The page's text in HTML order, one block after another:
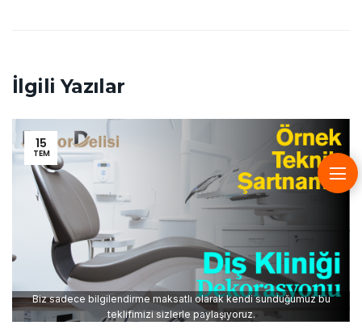
İlgili Yazılar
15
TEM
Biz sadece bilgilendirme maksatlı olarak kendi sunduğumuz bu
teklifimizi sizlerle paylaşıyoruz.